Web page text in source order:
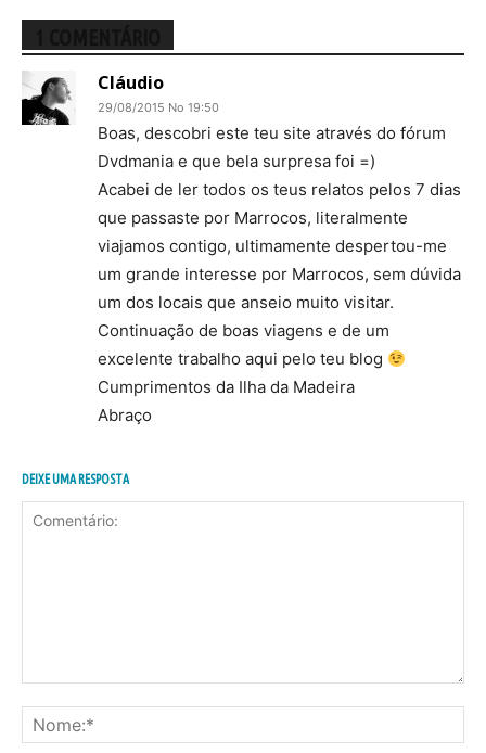
Cláudio
29/08/2015 No 19:50
Boas, descobri este teu site através do fórum
Dvdmania e que bela surpresa foi =)
Acabei de ler todos os teus relatos pelos 7 dias
que passaste por Marrocos, literalmente
viajamos contigo, ultimamente despertou-me
um grande interesse por Marrocos, sem dúvida
um dos locais que anseio muito visitar.
Continuação de boas viagens e de um
excelente trabalho aqui pelo teu blog
Cumprimentos da Ilha da Madeira
Abraço
DEIXE UMA RESPOSTA